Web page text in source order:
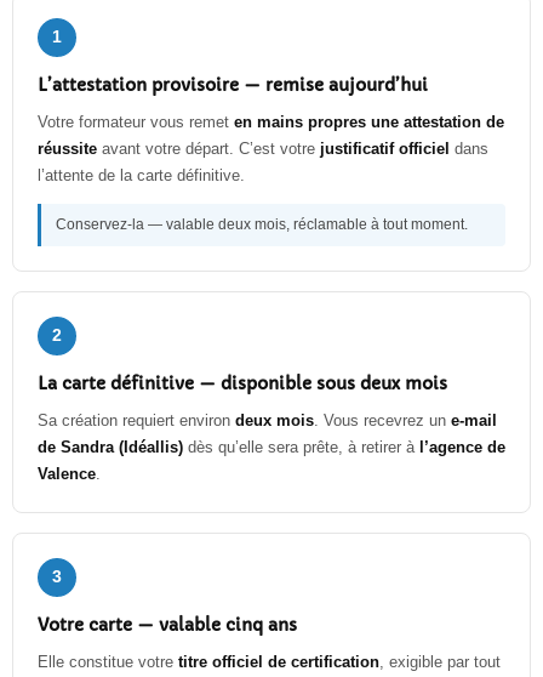
1
L’attestation provisoire — remise aujourd’hui
Votre formateur vous remet en mains propres une attestation de
réussite avant votre départ. C’est votre justificatif officiel dans
l’attente de la carte définitive.
Conservez-la — valable deux mois, réclamable à tout moment.
2
La carte définitive — disponible sous deux mois
Sa création requiert environ deux mois . Vous recevrez un e-mail
de Sandra (Idéallis) dès qu’elle sera prête, à retirer à l’agence de
Valence
3
Votre carte — valable cinq ans
Elle constitue votre titre officiel de certification , exigible par tout